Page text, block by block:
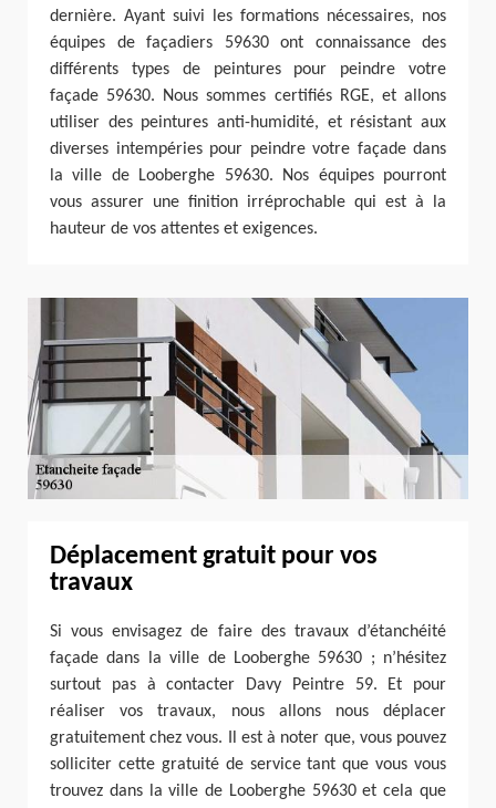
dernière. Ayant suivi les formations nécessaires, nos
équipes de façadiers 59630 ont connaissance des
différents types de peintures pour peindre votre
façade 59630. Nous sommes certifiés RGE, et allons
utiliser des peintures anti-humidité, et résistant aux
diverses intempéries pour peindre votre façade dans
la ville de Looberghe 59630. Nos équipes pourront
vous assurer une finition irréprochable qui est à la
hauteur de vos attentes et exigences.
Déplacement gratuit pour vos
travaux
Si vous envisagez de faire des travaux d’étanchéité
façade dans la ville de Looberghe 59630 ; n’hésitez
surtout pas à contacter Davy Peintre 59. Et pour
réaliser vos travaux, nous allons nous déplacer
gratuitement chez vous. Il est à noter que, vous pouvez
solliciter cette gratuité de service tant que vous vous
trouvez dans la ville de Looberghe 59630 et cela que